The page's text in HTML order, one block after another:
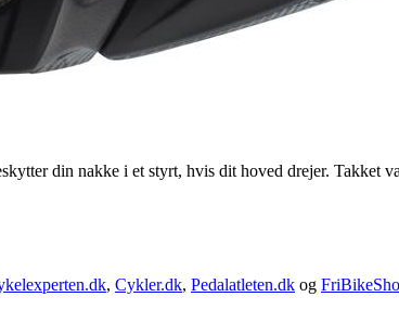
din nakke i et styrt, hvis dit hoved drejer. Takket
, Cykler.dk, Pedalatleten.dk og